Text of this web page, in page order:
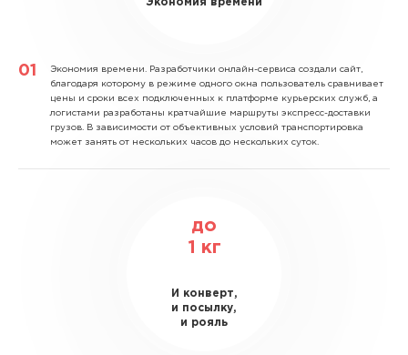
Экономия времени
Экономия времени. Разработчики онлайн-сервиса создали сайт,
благодаря которому в режиме одного окна пользователь сравнивает
цены и сроки всех подключенных к платформе курьерских служб, а
логистами разработаны кратчайшие маршруты экспресс-доставки
грузов. В зависимости от объективных условий транспортировка
может занять от нескольких часов до нескольких суток.
до
1
кг
И конверт,
и посылку,
и рояль